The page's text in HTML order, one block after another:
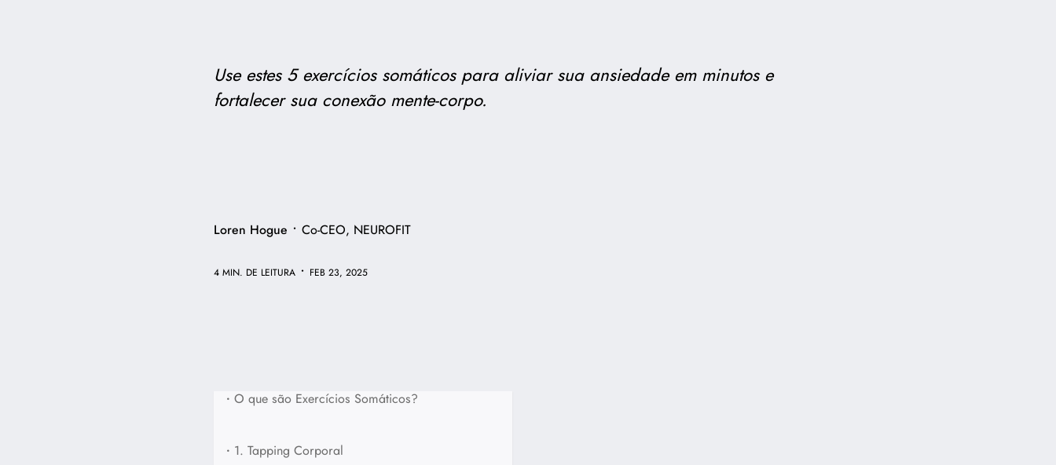
Use estes 5 exercícios somáticos para aliviar sua ansiedade em minutos e
fortalecer sua conexão mente-corpo.
Loren Hogue • Co-CEO, NEUROFIT
4 MIN. DE LEITURA • FEB 23, 2025
• O que são Exercícios Somáticos?
• 1. Tapping Corporal